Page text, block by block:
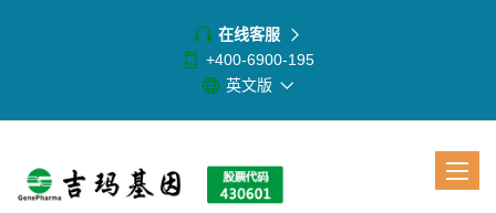
在线客服
+400-6900-195
英文版
Toggle